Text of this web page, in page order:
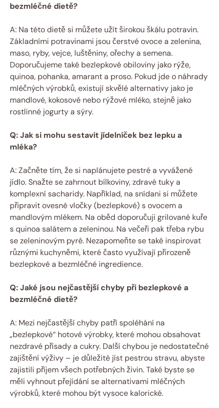
bezmléčné dietě?
A: Na této dietě si můžete užít širokou škálu potravin.
Základními potravinami jsou čerstvé ovoce a zelenina,
maso, ryby, vejce, luštěniny, ořechy a semena.
Doporučujeme také bezlepkové obiloviny jako rýže,
quinoa, pohanka, amarant a proso. Pokud jde o náhrady
mléčných výrobků, existují skvělé alternativy jako je
mandlové, kokosové nebo rýžové mléko, stejně jako
rostlinné jogurty a sýry.
Q: Jak si mohu sestavit jídelníček bez lepku a
mléka?
A: Začněte tím, že si naplánujete pestré a vyvážené
jídlo. Snažte se zahrnout bílkoviny, zdravé tuky a
komplexní sacharidy. Například, na snídani si můžete
připravit ovesné vločky (bezlepkové) s ovocem a
mandlovým mlékem. Na oběd doporučuji grilované kuře
s quinoa salátem a zeleninou. Na večeři pak třeba rybu
se zeleninovým pyré. Nezapomeňte se také inspirovat
různými kuchyněmi, které často využívají přirozeně
bezlepkové a bezmléčné ingredience.
Q: Jaké jsou nejčastější chyby při bezlepkové a
bezmléčné dietě?
A: Mezi nejčastější chyby patří spoléhání na
„bezlepkové“ hotové výrobky, které mohou obsahovat
nezdravé přísady a cukry. Další chybou je nedostatečné
zajištění výživy – je důležité jíst pestrou stravu, abyste
zajistili příjem všech potřebných živin. Také byste se
měli vyhnout přejídání se alternativami mléčných
výrobků, které mohou být vysoce kalorické.